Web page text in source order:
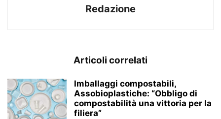
Redazione
Articoli correlati
Imballaggi compostabili,
Assobioplastiche: “Obbligo di
compostabilità una vittoria per la
filiera”